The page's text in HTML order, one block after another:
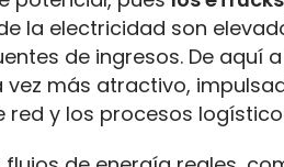
la electricidad son
de ingresos. De aquí
más atractivo,
red y los procesos